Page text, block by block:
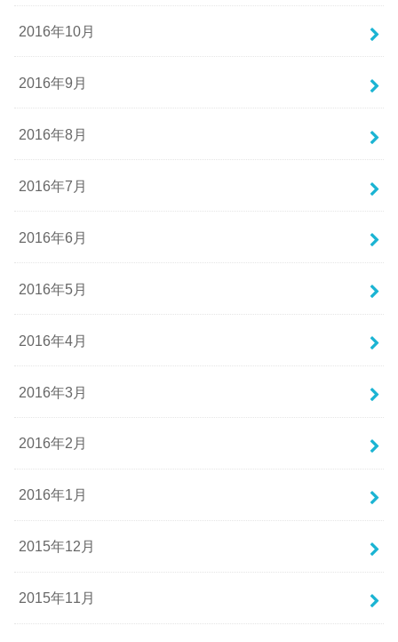
2016年10月
2016年9月
2016年8月
2016年7月
2016年6月
2016年5月
2016年4月
2016年3月
2016年2月
2016年1月
2015年12月
2015年11月